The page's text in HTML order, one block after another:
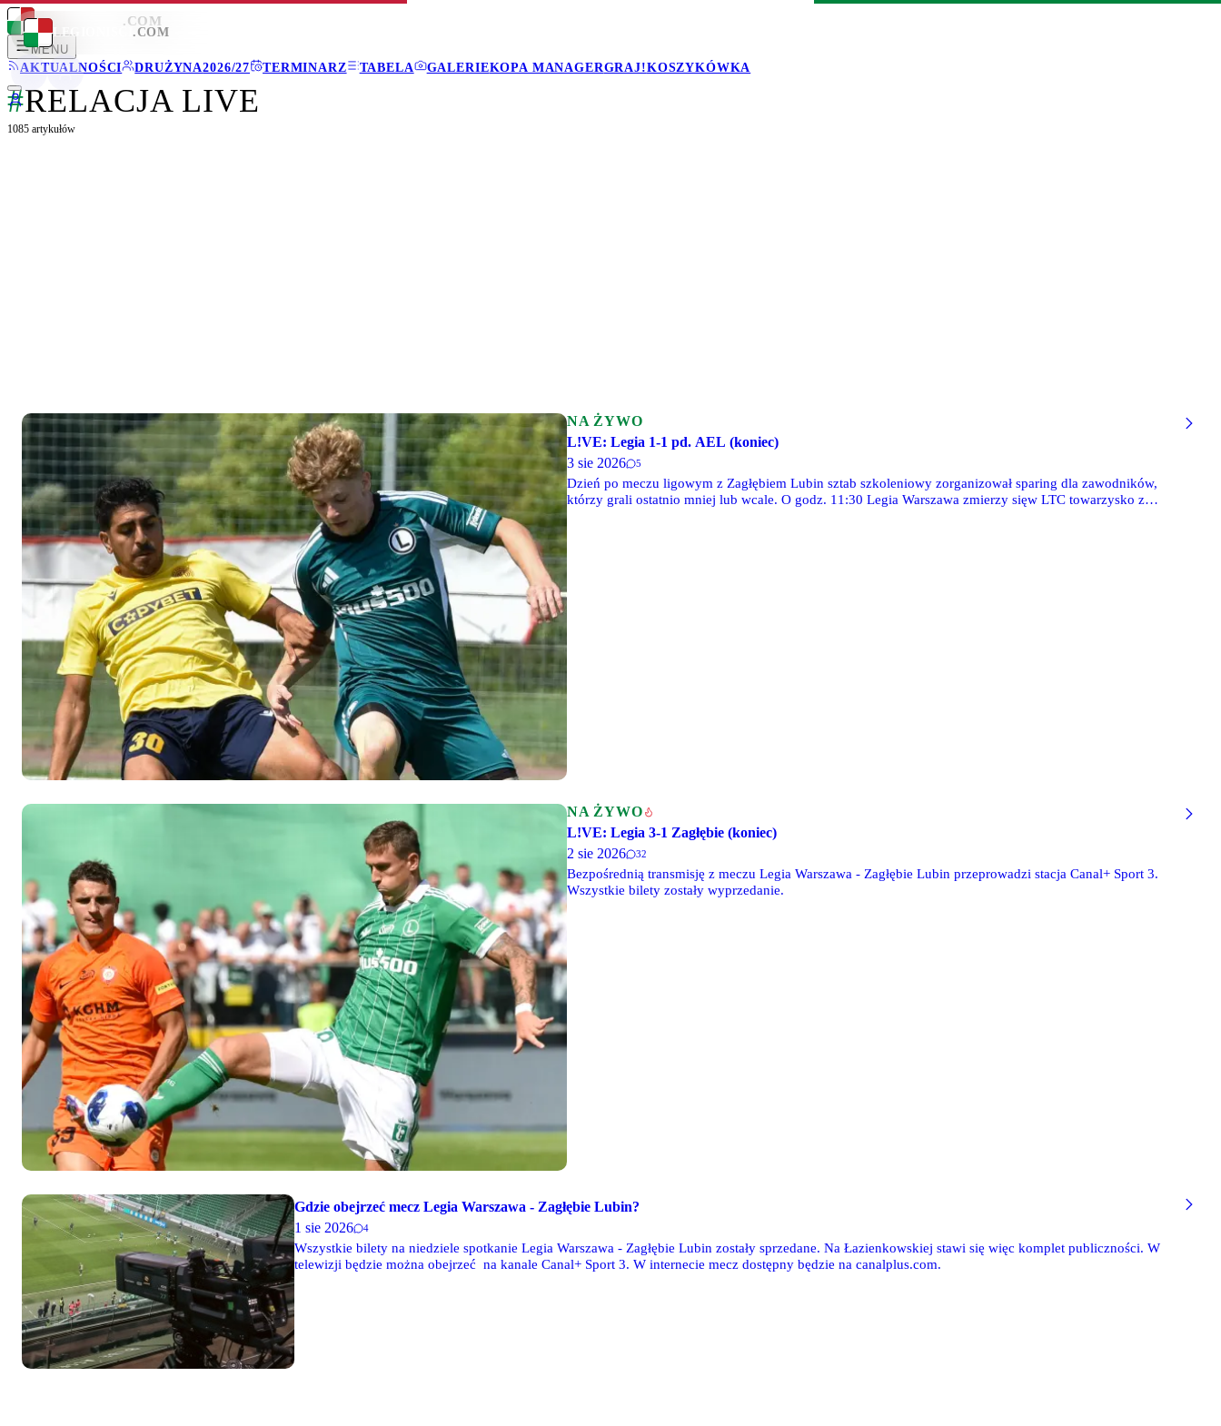
LEGIONISCI .COM
MENU
AKTUALNOŚCI
DRUŻYNA2026/27 TERMINARZ TABELA GALERIEKOPA MANAGERGRAJ!KOSZYKÓWKA
LEGIONISCI .COM
#RELACJA LIVE
1085 artykułów
NA ŻYWO
L!VE: Legia 1-1 pd. AEL (koniec)
3 sie 2026
5
Dzień po meczu ligowym z Zagłębiem Lubin sztab szkoleniowy zorganizował sparing dla zawodników,
którzy grali ostatnio mniej lub wcale. O godz. 11:30 Legia Warszawa zmierzy sięw LTC towarzysko z
NA ŻYWO
L!VE: Legia 3-1 Zagłębie (koniec)
2 sie 2026
32
Bezpośrednią transmisję z meczu Legia Warszawa - Zagłębie Lubin przeprowadzi stacja Canal+ Sport 3.
Wszystkie bilety zostały wyprzedanie.
Gdzie obejrzeć mecz Legia Warszawa - Zagłębie Lubin?
1 sie 2026
4
Wszystkie bilety na niedziele spotkanie Legia Warszawa - Zagłębie Lubin zostały sprzedane. Na Łazienkowskiej stawi się więc komplet publiczności. W
telewizji będzie można obejrzeć na kanale Canal+ Sport 3. W internecie mecz dostępny będzie na canalplus.com.